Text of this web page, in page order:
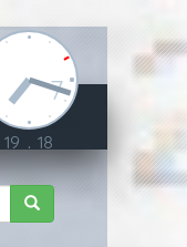
7
19 . 18